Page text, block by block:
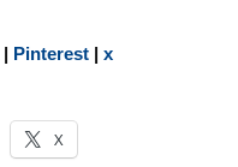
| Pinterest |x
X